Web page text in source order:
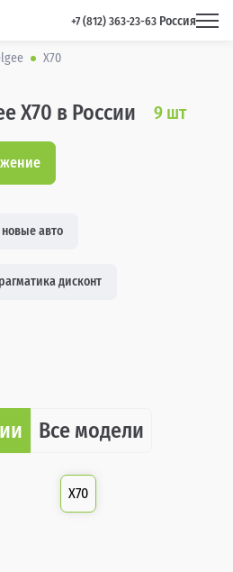
+7 (812) 363-23-63 Россия
X70
X70 в России 9 шт
авто
дисконт
Все модели
X70